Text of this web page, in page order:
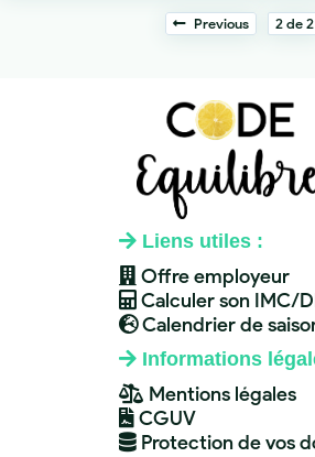
Previous 2 de 2
Liens utiles :
Offre employeur
Calculer son IMC/
Calendrier de
Informations
Mentions légales
CGUV
Protection de vos